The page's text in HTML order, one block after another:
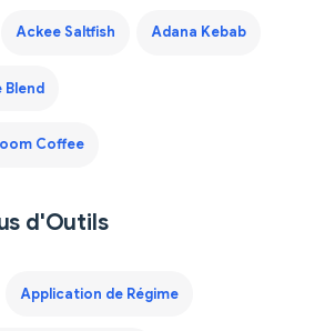
Ackee Saltfish Adana Kebab
Coffee
d'Outils
Application de Régime